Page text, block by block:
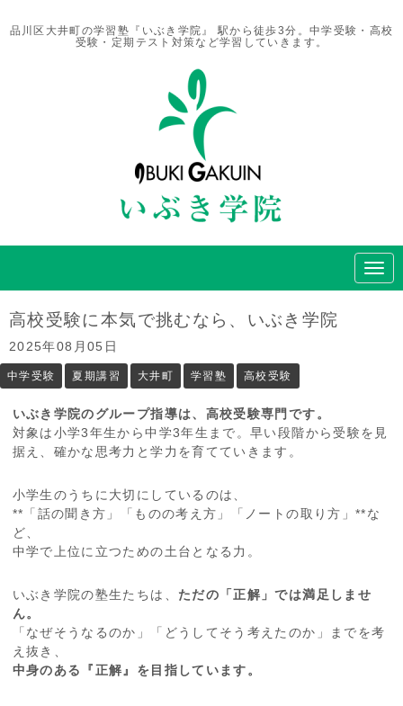
品川区大井町の学習塾『いぶき学院』 駅から徒歩3分。中学受験・高校
受験・定期テスト対策など学習していきます。
N
a
高校受験に本気で挑むなら、いぶき学院
2025年08月05日
中学受験 夏期講習 大井町 学習塾 高校受験
いぶき学院のグループ指導は、高校受験専門です。
対象は小学3年生から中学3年生まで。早い段階から受験を見
据え、確かな思考力と学力を育てていきます。
小学生のうちに大切にしているのは、
**「話の聞き方」「ものの考え方」「ノートの取り方」**な
ど、
中学で上位に立つための土台となる力。
いぶき学院の塾生たちは、 ただの「正解」では満足しませ
ん。
「なぜそうなるのか」「どうしてそう考えたのか」までを考
え抜き、
中身のある『正解』を目指しています。